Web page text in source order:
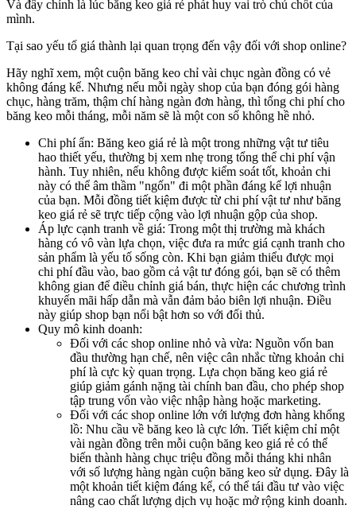
Và đây chính là lúc băng keo giá rẻ phát huy vai trò chủ chốt của
mình.
Tại sao yếu tố giá thành lại quan trọng đến vậy đối với shop online?
Hãy nghĩ xem, một cuộn băng keo chỉ vài chục ngàn đồng có vẻ
không đáng kể. Nhưng nếu mỗi ngày shop của bạn đóng gói hàng
chục, hàng trăm, thậm chí hàng ngàn đơn hàng, thì tổng chi phí cho
băng keo mỗi tháng, mỗi năm sẽ là một con số không hề nhỏ.
Chi phí ẩn: Băng keo giá rẻ là một trong những vật tư tiêu
hao thiết yếu, thường bị xem nhẹ trong tổng thể chi phí vận
hành. Tuy nhiên, nếu không được kiểm soát tốt, khoản chi
này có thể âm thầm "ngốn" đi một phần đáng kể lợi nhuận
của bạn. Mỗi đồng tiết kiệm được từ chi phí vật tư như băng
keo giá rẻ sẽ trực tiếp cộng vào lợi nhuận gộp của shop.
Áp lực cạnh tranh về giá: Trong một thị trường mà khách
hàng có vô vàn lựa chọn, việc đưa ra mức giá cạnh tranh cho
sản phẩm là yếu tố sống còn. Khi bạn giảm thiểu được mọi
chi phí đầu vào, bao gồm cả vật tư đóng gói, bạn sẽ có thêm
không gian để điều chỉnh giá bán, thực hiện các chương trình
khuyến mãi hấp dẫn mà vẫn đảm bảo biên lợi nhuận. Điều
này giúp shop bạn nổi bật hơn so với đối thủ.
Quy mô kinh doanh:
Đối với các shop online nhỏ và vừa: Nguồn vốn ban
đầu thường hạn chế, nên việc cân nhắc từng khoản chi
phí là cực kỳ quan trọng. Lựa chọn băng keo giá rẻ
giúp giảm gánh nặng tài chính ban đầu, cho phép shop
tập trung vốn vào việc nhập hàng hoặc marketing.
Đối với các shop online lớn với lượng đơn hàng khổng
lồ: Nhu cầu về băng keo là cực lớn. Tiết kiệm chỉ một
vài ngàn đồng trên mỗi cuộn băng keo giá rẻ có thể
biến thành hàng chục triệu đồng mỗi tháng khi nhân
với số lượng hàng ngàn cuộn băng keo sử dụng. Đây là
một khoản tiết kiệm đáng kể, có thể tái đầu tư vào việc
nâng cao chất lượng dịch vụ hoặc mở rộng kinh doanh.